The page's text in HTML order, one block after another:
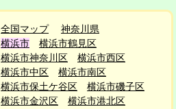
全国マップ
神奈川県
横浜市
横浜市鶴見区
横浜市神奈川区
横浜市西区
横浜市中区
横浜市南区
横浜市保土ケ谷区
横浜市磯子区
横浜市金沢区
横浜市港北区